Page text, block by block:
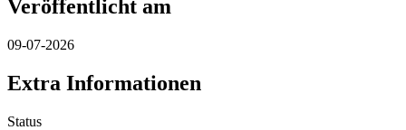
Veröffentlicht am
09-07-2026
Extra Informationen
Status